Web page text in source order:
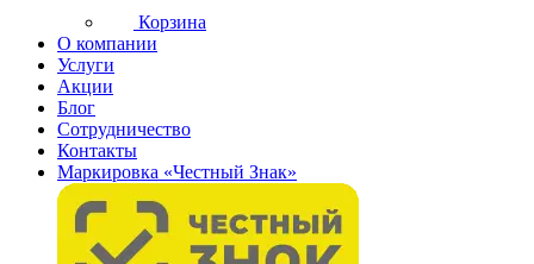
Корзина
О компании
Услуги
Акции
Блог
Сотрудничество
Контакты
Маркировка «Честный Знак»